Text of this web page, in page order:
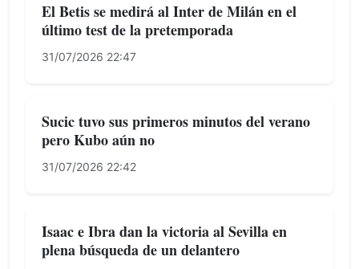
El Betis se medirá al Inter de Milán en el
último test de la pretemporada
31/07/2026 22:47
Sucic tuvo sus primeros minutos del verano
pero Kubo aún no
31/07/2026 22:42
Isaac e Ibra dan la victoria al Sevilla en
plena búsqueda de un delantero